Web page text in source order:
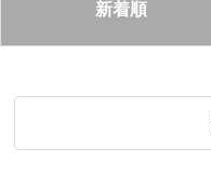
新着順